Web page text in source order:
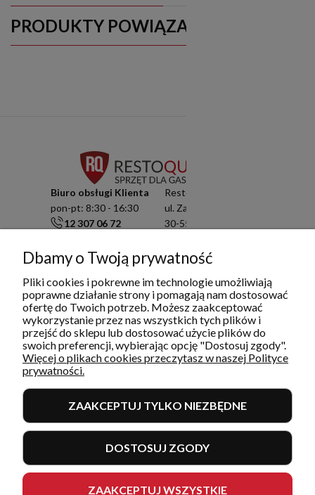
PRODUKTY POWIĄZANE
Biuro obsługi Klienta
pon-pt: 8:30 - 16:30
12 307 06 72
info@restoquality.pl
Serwis
pon-pt: 8:30 - 16:30
577 609 633
serwis@restoquality.pl
Resto Quality Sp. z o.o.
ul. Zamknięta 10/1.5
30-554 Kraków
KRS: 0000511822
INFORMACJE
MOJE KONTO I ZAMÓWIENIA
Dbamy o Twoją prywatność
Pliki cookies i pokrewne im technologie umożliwiają
poprawne działanie strony i pomagają nam dostosować
ofertę do Twoich potrzeb. Możesz zaakceptować
wykorzystanie przez nas wszystkich tych plików i
przejść do sklepu lub dostosować użycie plików do
swoich preferencji, wybierając opcję "Dostosuj zgody".
Więcej o plikach cookies przeczytasz w naszej Polityce
prywatności.
ZAAKCEPTUJ TYLKO NIEZBĘDNE
DOSTOSUJ ZGODY
ZAAKCEPTUJ WSZYSTKIE